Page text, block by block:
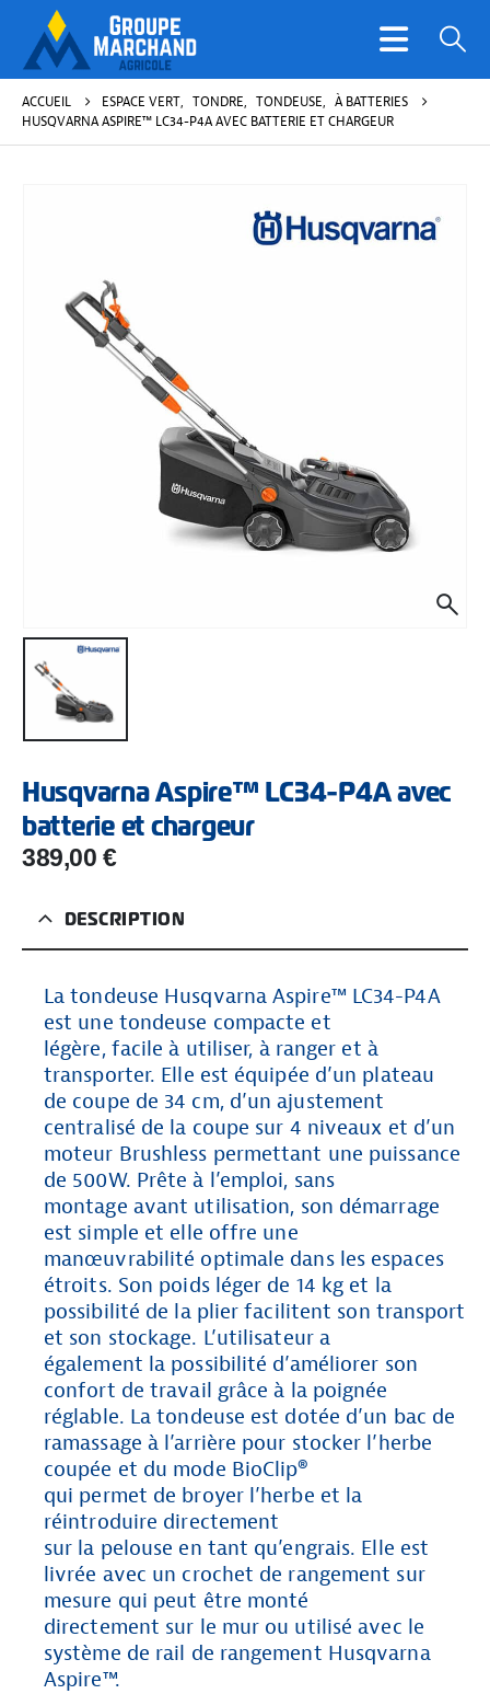
ACCUEIL ESPACE VERT, TONDRE, TONDEUSE, À BATTERIES
HUSQVARNA ASPIRE™ LC34-P4A AVEC BATTERIE ET CHARGEUR
Husqvarna Aspire™ LC34-P4A avec
batterie et chargeur
389,00 €
DESCRIPTION
La tondeuse Husqvarna Aspire™ LC34-P4A
est une tondeuse compacte et
légère, facile à utiliser, à ranger et à
transporter. Elle est équipée d’un plateau
de coupe de 34 cm, d’un ajustement
centralisé de la coupe sur 4 niveaux et d’un
moteur Brushless permettant une puissance
de 500W. Prête à l’emploi, sans
montage avant utilisation, son démarrage
est simple et elle offre une
manœuvrabilité optimale dans les espaces
étroits. Son poids léger de 14 kg et la
possibilité de la plier facilitent son transport
et son stockage. L’utilisateur a
également la possibilité d’améliorer son
confort de travail grâce à la poignée
réglable. La tondeuse est dotée d’un bac de
ramassage à l’arrière pour stocker l’herbe
coupée et du mode BioClip®
qui permet de broyer l’herbe et la
réintroduire directement
sur la pelouse en tant qu’engrais. Elle est
livrée avec un crochet de rangement sur
mesure qui peut être monté
directement sur le mur ou utilisé avec le
système de rail de rangement Husqvarna
Aspire™.